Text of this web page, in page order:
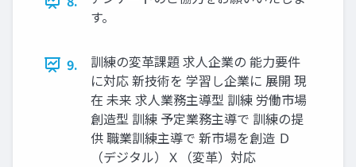
す。
9.
訓練の変革課題 求人企業の 能力要件
に対応 新技術を 学習し企業に 展開 現
在 未来 求人業務主導型 訓練 労働市場
創造型 訓練 予定業務主導で 訓練の提
供 職業訓練主導で 新市場を創造 Ｄ
（デジタル）Ｘ（変革）対応